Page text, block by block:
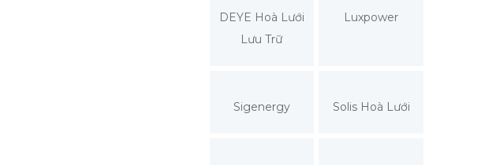
DEYE Hoà Lưới
Lưu Trữ
Luxpower
Sigenergy Solis Hoà Lưới